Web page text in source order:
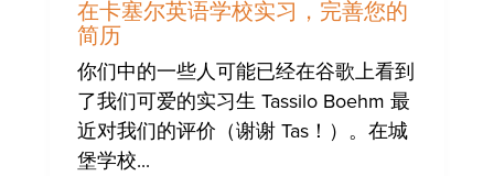
在卡塞尔英语学校实习，完善您的
简历
你们中的一些人可能已经在谷歌上看到
了我们可爱的实习生 Tassilo Boehm 最
近对我们的评价（谢谢 Tas！）。在城
堡学校...